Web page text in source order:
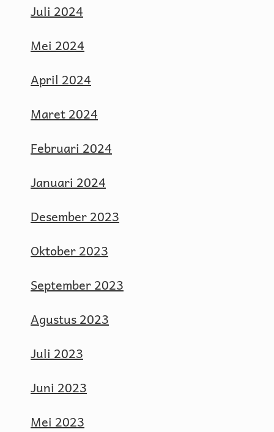
Juli 2024
Mei 2024
April 2024
Maret 2024
Februari 2024
Januari 2024
Desember 2023
Oktober 2023
September 2023
Agustus 2023
Juli 2023
Juni 2023
Mei 2023